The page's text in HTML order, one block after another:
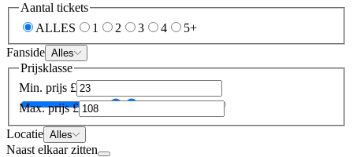
Aantal tickets
ALLES
1 2 3 4
5+
Fanside Alles
Prijsklasse
Min. prijs £
Max. prijs £
Locatie Alles
Naast elkaar zitten